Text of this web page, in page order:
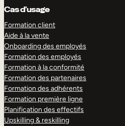
Cas d’usage
Formation client
Aide à la vente
Onboarding des employés
Formation des employés
Formation à la conformité
Formation des partenaires
Formation des adhérents
Formation première ligne
Planification des effectifs
Upskilling & reskilling